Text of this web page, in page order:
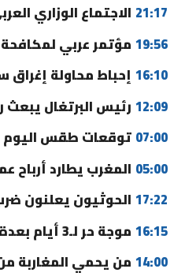
21:17 الاجتماع الوزاري
19:56 مؤتمر عربي لمكافحة
16:10 إحباط محاولة
12:09 رئيس البرتغال يبعث
07:00 توقعات طقس اليوم
05:00 المغرب يطارد أرباح
17:22 الحوثيون يعلنون
16:15 موجة حر لـ3 أيام بعدة مناطق
14:00 من يحمي المغاربة من